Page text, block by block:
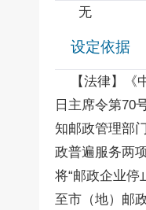
无
设定依据
【法律】《
日主席令第70
知邮政管理部
政普遍服务两
将“邮政企业停
至市（地）邮